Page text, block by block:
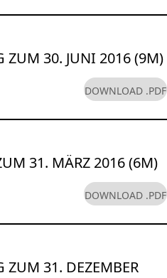
ZUM 30. JUNI 2016 (9M)
DOWNLOAD .PDF
31. MÄRZ 2016 (6M)
DOWNLOAD .PDF
ZUM 31. DEZEMBER